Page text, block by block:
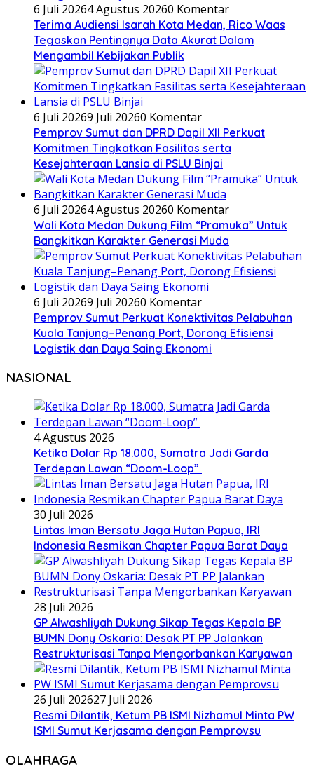
6 Juli 20264 Agustus 20260 Komentar
Terima Audiensi Isarah Kota Medan, Rico Waas
Tegaskan Pentingnya Data Akurat Dalam
Mengambil Kebijakan Publik
6 Juli 20269 Juli 20260 Komentar
Pemprov Sumut dan DPRD Dapil XII Perkuat
Komitmen Tingkatkan Fasilitas serta
Kesejahteraan Lansia di PSLU Binjai
6 Juli 20264 Agustus 20260 Komentar
Wali Kota Medan Dukung Film “Pramuka” Untuk
Bangkitkan Karakter Generasi Muda
6 Juli 20269 Juli 20260 Komentar
Pemprov Sumut Perkuat Konektivitas Pelabuhan
Kuala Tanjung–Penang Port, Dorong Efisiensi
Logistik dan Daya Saing Ekonomi
NASIONAL
4 Agustus 2026
Ketika Dolar Rp 18.000, Sumatra Jadi Garda
Terdepan Lawan “Doom-Loop”
30 Juli 2026
Lintas Iman Bersatu Jaga Hutan Papua, IRI
Indonesia Resmikan Chapter Papua Barat Daya
28 Juli 2026
GP Alwashliyah Dukung Sikap Tegas Kepala BP
BUMN Dony Oskaria: Desak PT PP Jalankan
Restrukturisasi Tanpa Mengorbankan Karyawan
26 Juli 202627 Juli 2026
Resmi Dilantik, Ketum PB ISMI Nizhamul Minta PW
ISMI Sumut Kerjasama dengan Pemprovsu
OLAHRAGA